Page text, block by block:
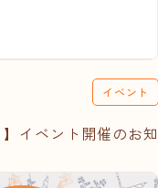
イベント
】イベント開催のお知